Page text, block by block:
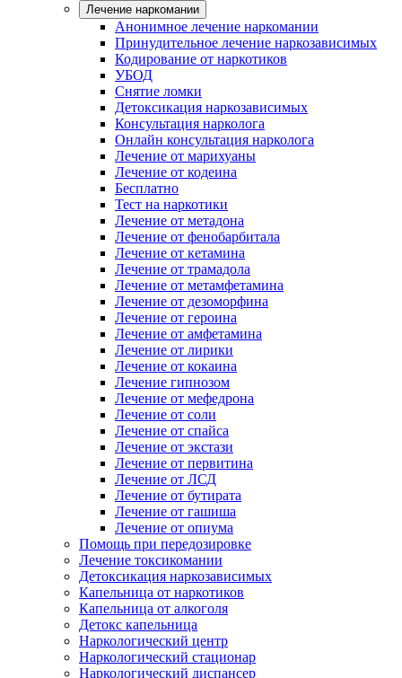
Лечение наркомании
Анонимное лечение наркомании
Принудительное лечение наркозависимых
Кодирование от наркотиков
УБОД
Снятие ломки
Детоксикация наркозависимых
Консультация нарколога
Онлайн консультация нарколога
Лечение от марихуаны
Лечение от кодеина
Бесплатно
Тест на наркотики
Лечение от метадона
Лечение от фенобарбитала
Лечение от кетамина
Лечение от трамадола
Лечение от метамфетамина
Лечение от дезоморфина
Лечение от героина
Лечение от амфетамина
Лечение от лирики
Лечение от кокаина
Лечение гипнозом
Лечение от мефедрона
Лечение от соли
Лечение от спайса
Лечение от экстази
Лечение от первитина
Лечение от ЛСД
Лечение от бутирата
Лечение от гашиша
Лечение от опиума
Помощь при передозировке
Лечение токсикомании
Детоксикация наркозависимых
Капельница от наркотиков
Капельница от алкоголя
Детокс капельница
Наркологический центр
Наркологический стационар
Наркологический диспансер